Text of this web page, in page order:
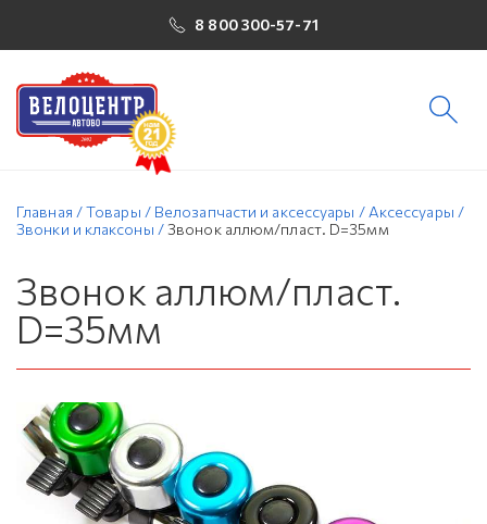
8 800 300-57-71
Главная /Товары / Велозапчасти и аксессуары / Аксессуары /
Звонки и клаксоны /Звонок аллюм/пласт. D=35мм
Звонок аллюм/пласт.
D=35мм